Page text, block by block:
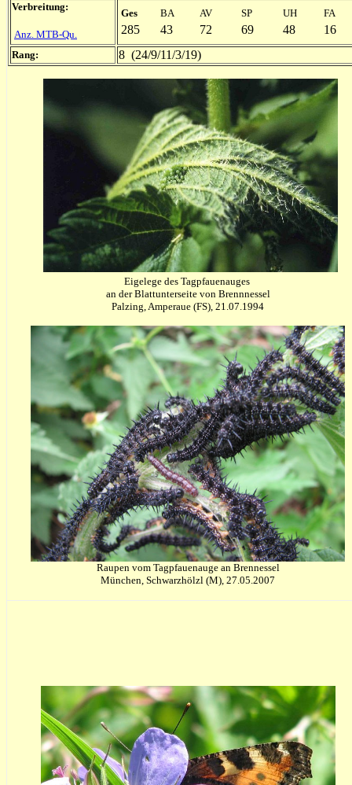
Verbreitung:
Anz. MTB-Qu.
Ges BA AV SP UH FA
285 43 72 69 48 16
Rang: 8 (24/9/11/3/19)
Eigelege des Tagpfauenauges
an der Blattunterseite von Brennnessel
Palzing, Amperaue (FS), 21.07.1994
Raupen vom Tagpfauenauge an Brennessel
München, Schwarzhölzl (M), 27.05.2007